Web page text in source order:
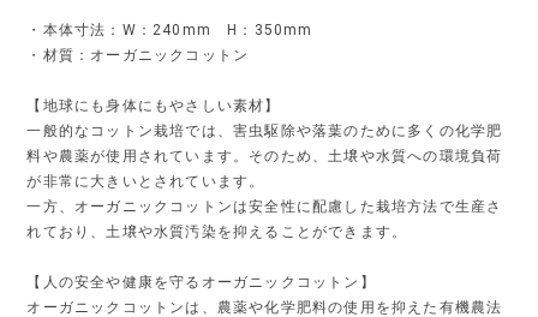
・本体寸法：W：240mm H：350mm
・材質：オーガニックコットン
【地球にも身体にもやさしい素材】
一般的なコットン栽培では、害虫駆除や落葉のために多くの化学肥
料や農薬が使用されています。そのため、土壌や水質への環境負荷
が非常に大きいとされています。
一方、オーガニックコットンは安全性に配慮した栽培方法で生産さ
れており、土壌や水質汚染を抑えることができます。
【人の安全や健康を守るオーガニックコットン】
オーガニックコットンは、農薬や化学肥料の使用を抑えた有機農法